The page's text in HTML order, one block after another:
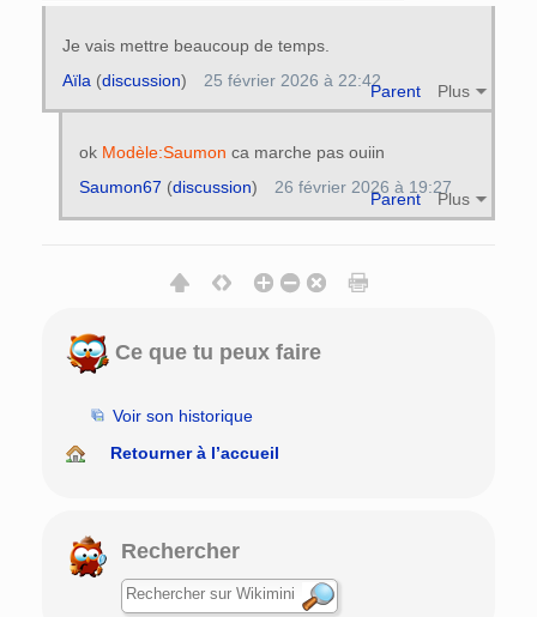
Je vais mettre beaucoup de temps.
Parent Plus
Aïla (discussion) 25 février 2026 à 22:42
ok Modèle:Saumon ca marche pas ouiin
Parent Plus
Saumon67 (discussion) 26 février 2026 à 19:27
Ce que tu peux faire
Voir son historique
Retourner à l’accueil
Rechercher